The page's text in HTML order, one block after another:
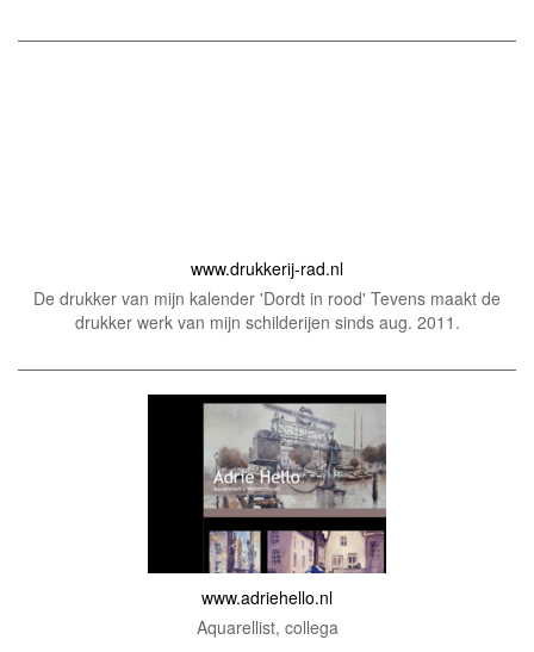
www.drukkerij-rad.nl
De drukker van mijn kalender 'Dordt in rood' Tevens maakt de
drukker werk van mijn schilderijen sinds aug. 2011.
www.adriehello.nl
Aquarellist, collega